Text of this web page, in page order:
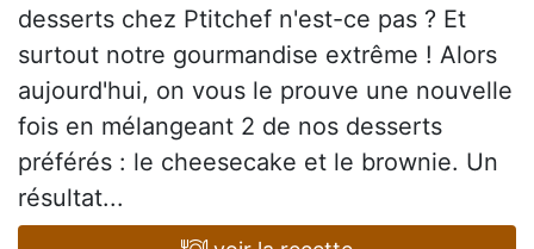
desserts chez Ptitchef n'est-ce pas ? Et
surtout notre gourmandise extrême ! Alors
aujourd'hui, on vous le prouve une nouvelle
fois en mélangeant 2 de nos desserts
préférés : le cheesecake et le brownie. Un
résultat...